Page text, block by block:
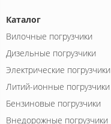
Каталог
Вилочные погрузчики
Дизельные погрузчики
Электрические погрузчики
Литий-ионные погрузчики
Бензиновые погрузчики
Внедорожные погрузчики